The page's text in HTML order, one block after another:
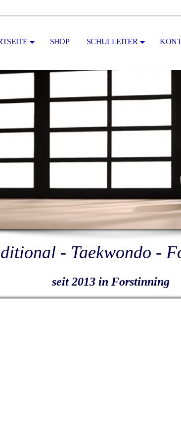
SHOP SCHULLEITER
- Taekwondo -
seit 2013 in Forstinning